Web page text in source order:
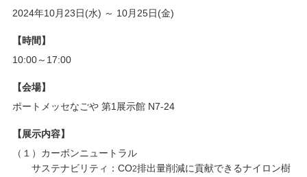
2024年10月23日(水) ～ 10月25日(金)
【時間】
10:00～17:00
【会場】
ポートメッセなごや 第1展示館 N7-24
【展示内容】
（１）カーボンニュートラル
サステナビリティ：CO2排出量削減に貢献できるナイロン樹